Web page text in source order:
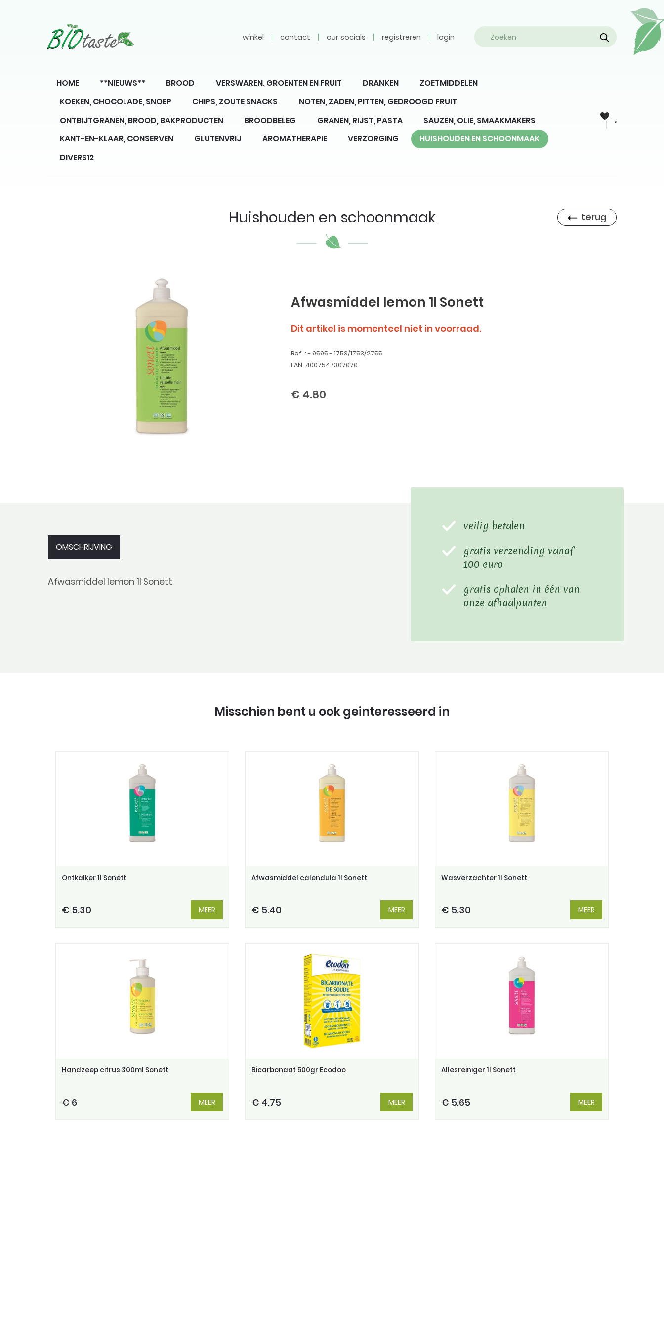
winkel contact our socials registreren login
HOME **NIEUWS** BROOD VERSWAREN, GROENTEN EN FRUIT DRANKEN
ZOETMIDDELEN
KOEKEN, CHOCOLADE, SNOEP
CHIPS, ZOUTE SNACKS
NOTEN, ZADEN, PITTEN, GEDROOGD FRUIT
ONTBIJTGRANEN, BROOD, BAKPRODUCTEN
BROODBELEG GRANEN, RIJST, PASTA
SAUZEN, OLIE, SMAAKMAKERS
KANT-EN-KLAAR, CONSERVEN
GLUTENVRIJ AROMATHERAPIE VERZORGING
HUISHOUDEN EN SCHOONMAAK
DIVERS12
Huishouden en schoonmaak terug
Afwasmiddel lemon 1l Sonett
Dit artikel is momenteel niet in voorraad.
Ref. : - 9595 - 1753/1753/2755
EAN: 4007547307070
€ 4.80
OMSCHRIJVING
Afwasmiddel lemon 1l Sonett
veilig betalen
gratis verzending vanaf
100 euro
gratis ophalen in één van
onze afhaalpunten
Misschien bent u ook geinteresseerd in
Ontkalker 1l Sonett
€ 5.30 MEER
Afwasmiddel calendula 1l Sonett
€ 5.40 MEER
Wasverzachter 1l Sonett
€ 5.30 MEER
Handzeep citrus 300ml Sonett
€ 6 MEER
Bicarbonaat 500gr Ecodoo
€ 4.75 MEER
Allesreiniger 1l Sonett
€ 5.65 MEER